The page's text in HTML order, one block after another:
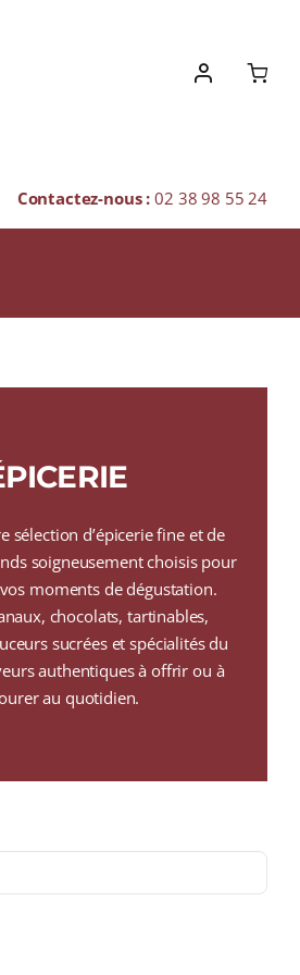
Contactez-nous :02 38 98 55 24
sélection d’épicerie fine et de
soigneusement choisis pour
moments de dégustation.
chocolats, tartinables,
sucrées et spécialités du
authentiques à offrir ou à
au quotidien.